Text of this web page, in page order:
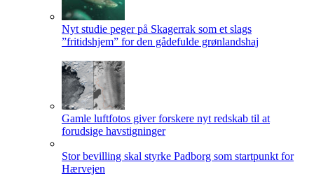
Nyt studie peger på Skagerrak som et slags
”fritidshjem” for den gådefulde grønlandshaj
Gamle luftfotos giver forskere nyt redskab til at
forudsige havstigninger
Stor bevilling skal styrke Padborg som startpunkt for
Hærvejen